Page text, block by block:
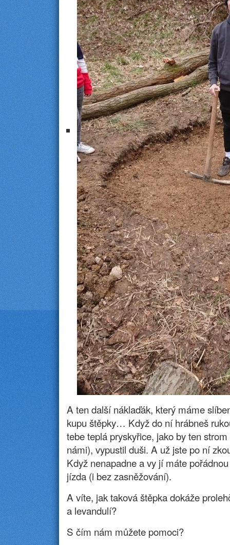
A ten další náklaďák, který máme
kupu štěpky… Když do ní hrábneš
tebe teplá pryskyřice, jako by ten
námi), vypustil duši. A už jste po ní
Když nenapadne a vy jí máte
jízda (i bez zasněžování).
A víte, jak taková štěpka dokáže
a levandulí?
S čím nám můžete pomoci?